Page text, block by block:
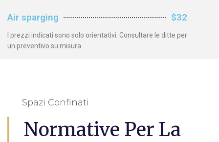
Air sparging $32
I prezzi indicati sono solo orientativi. Consultare le ditte per
un preventivo su misura
Spazi Confinati
Normative Per La